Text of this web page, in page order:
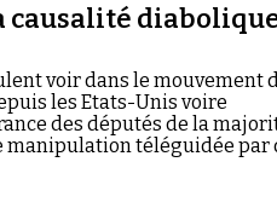
causalité
voir dans le mouvement
les Etats-Unis voire
des députés de la
téléguidée par